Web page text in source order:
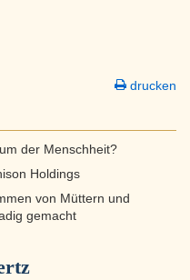
drucken
der Menschheit?
Holdings
von Müttern und
gemacht